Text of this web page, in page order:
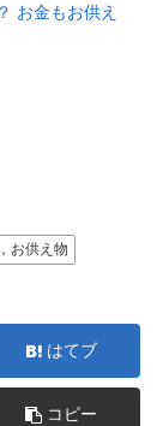
お金もお供え
お供え物
はてブ
コピー